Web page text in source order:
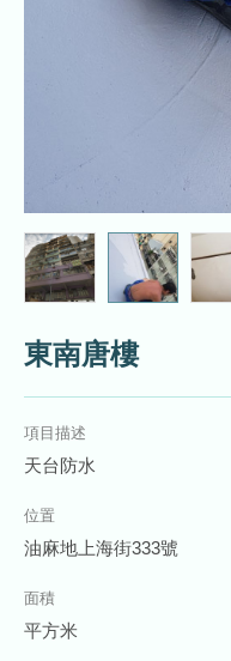
東南唐樓
項目描述
天台防水
位置
油麻地上海街333號
面積
平方米